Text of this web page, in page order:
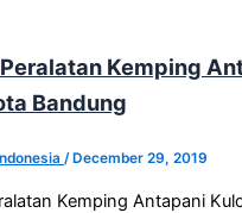
Kemping
Bandung
/ December 29, 2019
Kemping Antapani